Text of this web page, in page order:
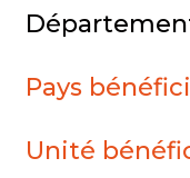
Pays
Unité